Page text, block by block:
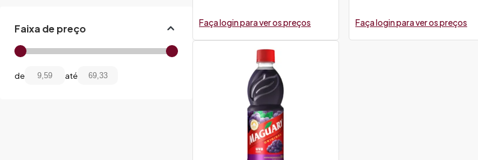
Faixa de preço
de até
Faça login para ver os preços Faça login para ver os preços